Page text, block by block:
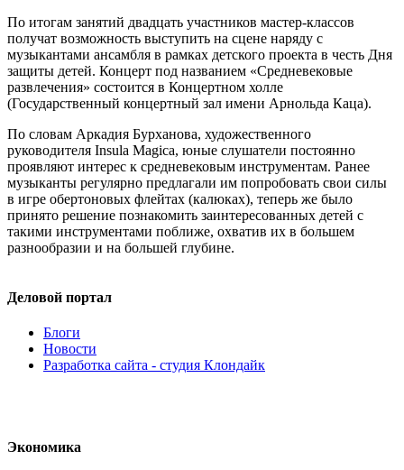
По итогам занятий двадцать участников мастер-классов
получат возможность выступить на сцене наряду с
музыкантами ансамбля в рамках детского проекта в честь Дня
защиты детей. Концерт под названием «Средневековые
развлечения» состоится в Концертном холле
(Государственный концертный зал имени Арнольда Каца).
По словам Аркадия Бурханова, художественного
руководителя Insula Magica, юные слушатели постоянно
проявляют интерес к средневековым инструментам. Ранее
музыканты регулярно предлагали им попробовать свои силы
в игре обертоновых флейтах (калюках), теперь же было
принято решение познакомить заинтересованных детей с
такими инструментами поближе, охватив их в большем
разнообразии и на большей глубине.
Деловой портал
Блоги
Новости
Разработка сайта - студия Клондайк
Экономика